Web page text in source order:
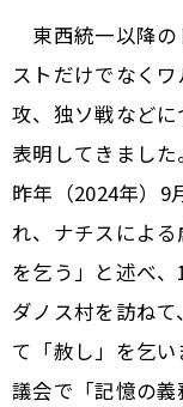
東西統一以降の
ストだけでなく
攻、独ソ戦など
表明してきました
昨年（2024年）9
れ、ナチスによ
を乞う」と述べ
ダノス村を訪ね
て「赦し」を乞
議会で「記憶の